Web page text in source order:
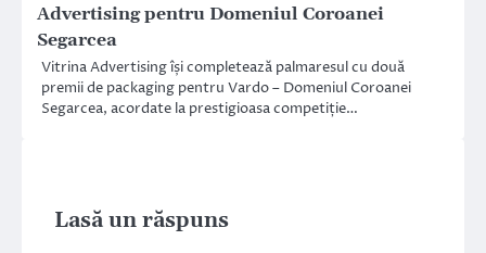
Advertising pentru Domeniul Coroanei
Segarcea
Vitrina Advertising își completează palmaresul cu două
premii de packaging pentru Vardo – Domeniul Coroanei
Segarcea, acordate la prestigioasa competiție…
Lasă un răspuns